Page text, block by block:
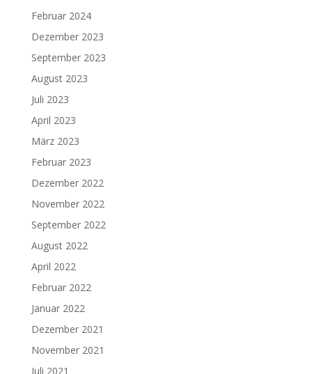
Februar 2024
Dezember 2023
September 2023
August 2023
Juli 2023
April 2023
März 2023
Februar 2023
Dezember 2022
November 2022
September 2022
August 2022
April 2022
Februar 2022
Januar 2022
Dezember 2021
November 2021
Juli 2021